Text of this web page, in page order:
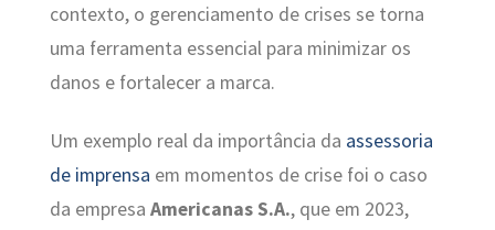
contexto, o gerenciamento de crises se torna
uma ferramenta essencial para minimizar os
danos e fortalecer a marca.
Um exemplo real da importância da assessoria
de imprensa em momentos de crise foi o caso
da empresa Americanas S.A., que em 2023,